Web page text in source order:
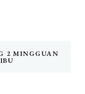
2 MINGGUAN